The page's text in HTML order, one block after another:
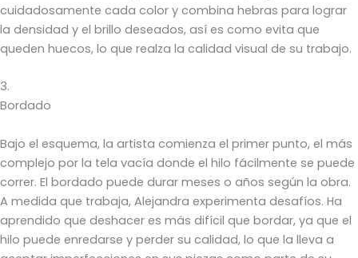
cuidadosamente cada color y combina hebras para lograr
la densidad y el brillo deseados, así es como evita que
queden huecos, lo que realza la calidad visual de su trabajo.
3.
Bordado
Bajo el esquema, la artista comienza el primer punto, el más
complejo por la tela vacía donde el hilo fácilmente se puede
correr. El bordado puede durar meses o años según la obra.
A medida que trabaja, Alejandra experimenta desafíos. Ha
aprendido que deshacer es más difícil que bordar, ya que el
hilo puede enredarse y perder su calidad, lo que la lleva a